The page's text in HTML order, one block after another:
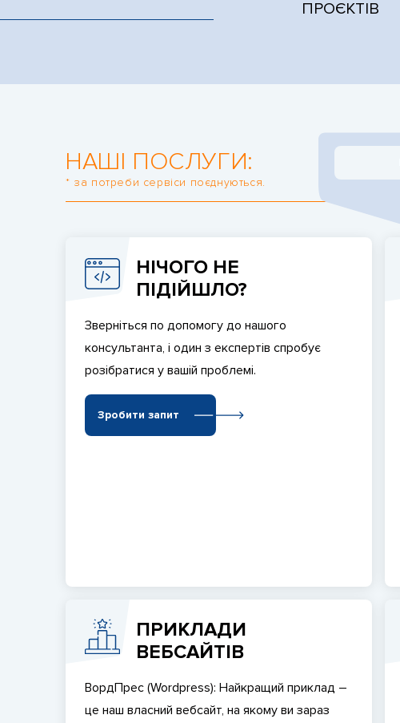
ПРОЄКТІВ
НАШІ ПОСЛУГИ:
* за потреби сервіси поєднуються.
НІЧОГО НЕ
ПІДІЙШЛО?
Зверніться по допомогу до нашого
консультанта, і один з експертів спробує
розібратися у вашій проблемі.
Зробити запит
ПРИКЛАДИ
ВЕБСАЙТІВ
ВордПрес (Wordpress): Найкращий приклад –
це наш власний вебсайт, на якому ви зараз